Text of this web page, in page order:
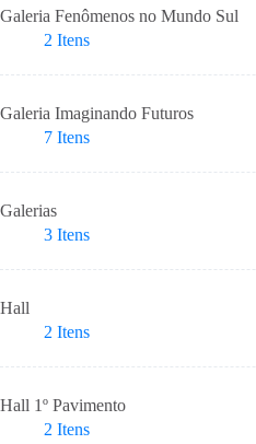
Galeria Fenômenos no Mundo Sul
2 Itens
Galeria Imaginando Futuros
7 Itens
Galerias
3 Itens
Hall
2 Itens
Hall 1º Pavimento
2 Itens